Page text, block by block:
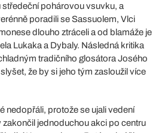
pohárovou vsuvku, a
poradili se Sassuolem, Vlci
dlouho ztráceli a od blamáže je
Lukaka a Dybaly. Následná kritika
tradičního glosátora Josého
že by si jeho tým zasloužil více
nedopřáli, protože se ujali vedení
zakončil jednoduchou akci po centru